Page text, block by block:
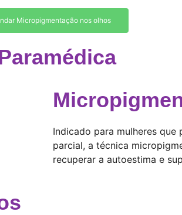
Micropigmentação nos olhos
Indicado para mulheres
parcial, a técnica
recuperar a autoestima e